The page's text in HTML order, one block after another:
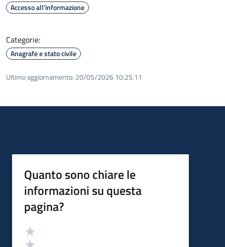
Accesso all'informazione
Categorie:
Anagrafe e stato civile
Ultimo aggiornamento: 20/05/2026 10:25.11
Quanto sono chiare le
informazioni su questa
pagina?
Valutazione